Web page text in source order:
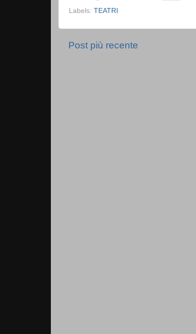
Labels: TEATRI
Post più recente